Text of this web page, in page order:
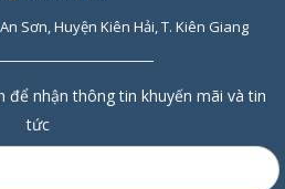
Sơn, Huyện Kiên Hải, T. Kiên Giang
để nhận thông tin khuyến mãi và tin
tức